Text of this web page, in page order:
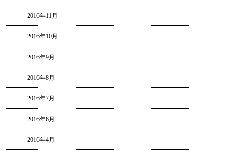
2016年11月
2016年10月
2016年9月
2016年8月
2016年7月
2016年6月
2016年4月